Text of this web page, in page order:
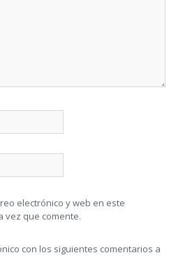
electrónico y web en este
vez que comente.
con los siguientes comentarios a